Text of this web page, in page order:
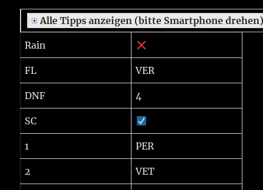
Alle Tipps anzeigen (bitte Smartphone
Rain
FL VER
DNF 4
SC
1 PER
2 VET